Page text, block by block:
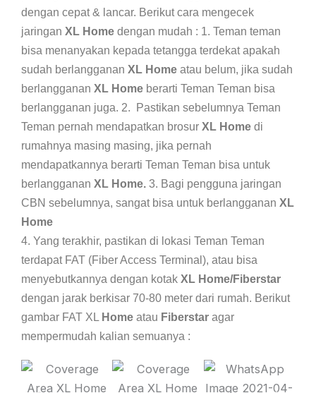
dengan cepat & lancar. Berikut cara mengecek
jaringan XL Home dengan mudah : 1. Teman teman
bisa menanyakan kepada tetangga terdekat apakah
sudah berlangganan XL Home atau belum, jika sudah
berlangganan XL Home berarti Teman Teman bisa
berlangganan juga. 2. Pastikan sebelumnya Teman
Teman pernah mendapatkan brosur XL Home di
rumahnya masing masing, jika pernah
mendapatkannya berarti Teman Teman bisa untuk
berlangganan XL Home. 3. Bagi pengguna jaringan
CBN sebelumnya, sangat bisa untuk berlangganan XL
Home
4. Yang terakhir, pastikan di lokasi Teman Teman
terdapat FAT (Fiber Access Terminal), atau bisa
menyebutkannya dengan kotak XL Home/Fiberstar
dengan jarak berkisar 70-80 meter dari rumah. Berikut
gambar FAT XL Home atau Fiberstar agar
mempermudah kalian semuanya :